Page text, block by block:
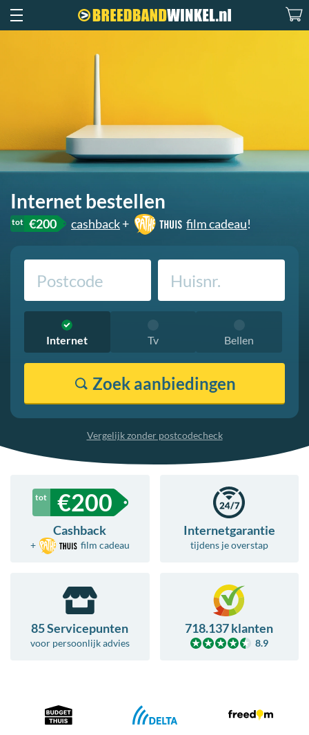
Internet bestellen
€200 cashback+ film cadeau!
Internet Tv Bellen
Zoek aanbiedingen
Vergelijk zonder postcodecheck
€200
Cashback
+ film cadeau
Internetgarantie
tijdens je overstap
85 Servicepunten
voor persoonlijk advies
718.137 klanten
8.9